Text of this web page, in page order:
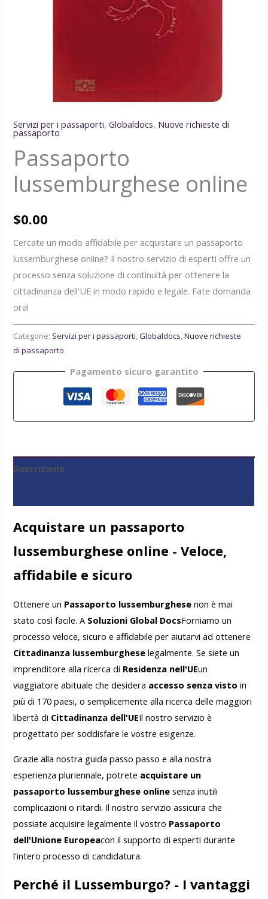
Servizi per i passaporti,Globaldocs, Nuove richieste di
passaporto
Passaporto
lussemburghese online
$0.00
Cercate un modo affidabile per acquistare un passaporto
lussemburghese online? Il nostro servizio di esperti offre un
processo senza soluzione di continuità per ottenere la
cittadinanza dell'UE in modo rapido e legale. Fate domanda
ora!
Categorie: Servizi per i passaporti,Globaldocs,Nuove richieste
di passaporto
Pagamento sicuro garantito
Descrizione
Acquistare un passaporto
lussemburghese online - Veloce,
affidabile e sicuro
Ottenere un Passaporto lussemburghese non è mai
stato così facile. A Soluzioni Global DocsForniamo un
processo veloce, sicuro e affidabile per aiutarvi ad ottenere
Cittadinanza lussemburghese legalmente. Se siete un
imprenditore alla ricerca di Residenza nell'UEun
viaggiatore abituale che desidera accesso senza visto in
più di 170 paesi, o semplicemente alla ricerca delle maggiori
libertà di Cittadinanza dell'UEIl nostro servizio è
progettato per soddisfare le vostre esigenze.
Grazie alla nostra guida passo passo e alla nostra
esperienza pluriennale, potrete acquistare un
passaporto lussemburghese online senza inutili
complicazioni o ritardi. Il nostro servizio assicura che
possiate acquisire legalmente il vostro Passaporto
dell'Unione Europeacon il supporto di esperti durante
l'intero processo di candidatura.
Perché il Lussemburgo? - I vantaggi